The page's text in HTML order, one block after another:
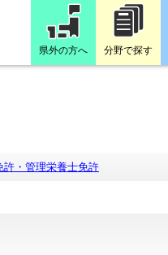
県外の方へ 分野で探す
許・管理栄養士免許